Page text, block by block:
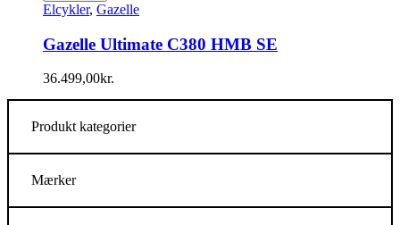
Elcykler, Gazelle
Gazelle Ultimate C380 HMB SE
36.499,00kr.
Produkt kategorier
Mærker